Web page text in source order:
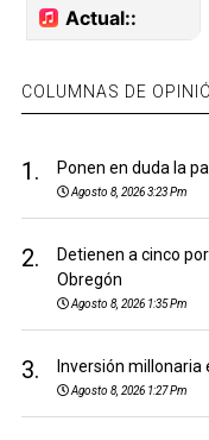
COLUMNAS DE
1. Ponen en duda la
Agosto 8, 2026 3:23 Pm
2.
Detienen a cinco
Obregón
Agosto 8, 2026 1:35 Pm
3. Inversión
Agosto 8, 2026 1:27 Pm